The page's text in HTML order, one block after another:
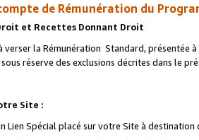
de Rémunération du
et Recettes Donnant Droit
verser la Rémunération Standard, présentée
sous réserve des exclusions décrites dans le
Site :
Lien Spécial placé sur votre Site à destination